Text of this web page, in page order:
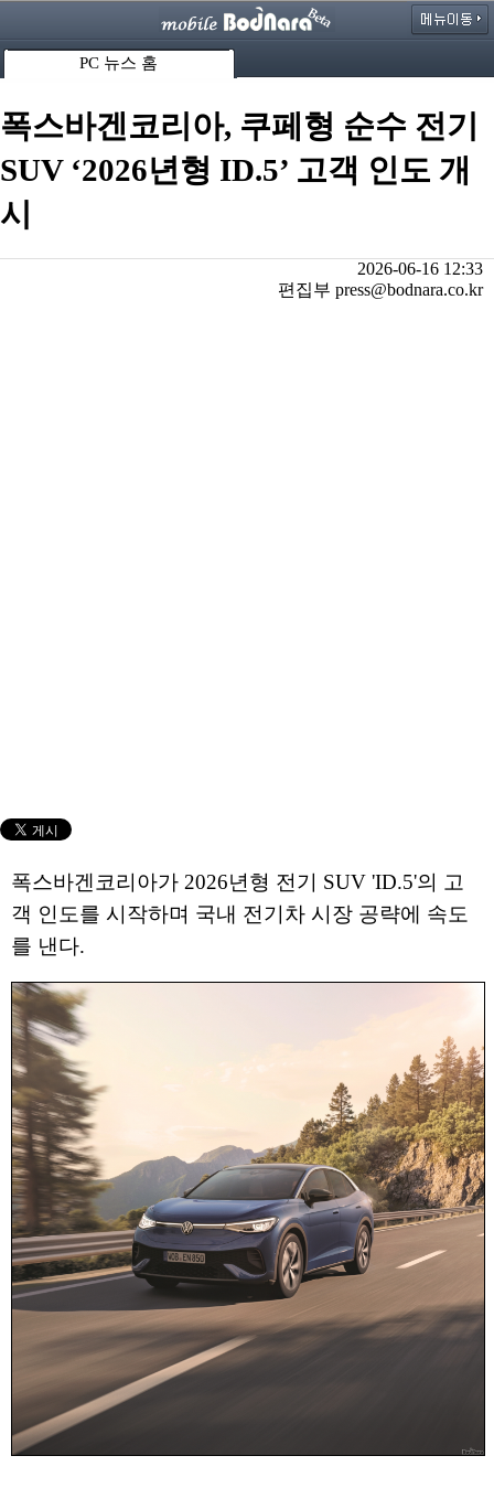
PC 뉴스 홈
폭스바겐코리아, 쿠페형 순수 전기
SUV ‘2026년형 ID.5’ 고객 인도 개
시
2026-06-16 12:33
편집부 press@bodnara.co.kr
폭스바겐코리아가 2026년형 전기 SUV 'ID.5'의 고
객 인도를 시작하며 국내 전기차 시장 공략에 속도
를 낸다.